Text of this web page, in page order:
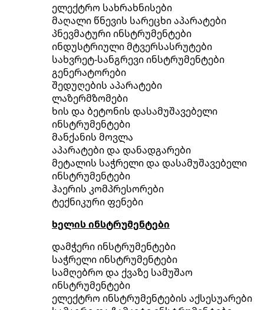
ელექტრო სახრახნისები
მაღალი წნევის სარეცხი აპარატები
პნევმატური ინსტრუმენტები
ინდუსტრიული მტვერსასრუტები
სახვრეტ-სანგრევი ინსტრუმენტები
გენერატორები
შედუღების აპარატები
ლაზერმზომები
ხის და ბეტონის დასამუშავებელი
ინსტრუმენტები
მანქანის მოვლა
აპარატები და დანადგარები
მეტალის საჭრელი და დასამუშავებელი
ინსტრუმენტები
ჰაერის კომპრესორები
ტექნიკური ფენები
ხელის ინსტრუმენტები
დამჭერი ინსტრუმენტები
საჭრელი ინსტრუმენტები
სამღებრო და ქვაზე სამუშაო
ინსტრუმენტები
ელექტრო ინსტრუმენტების აქსესუარები